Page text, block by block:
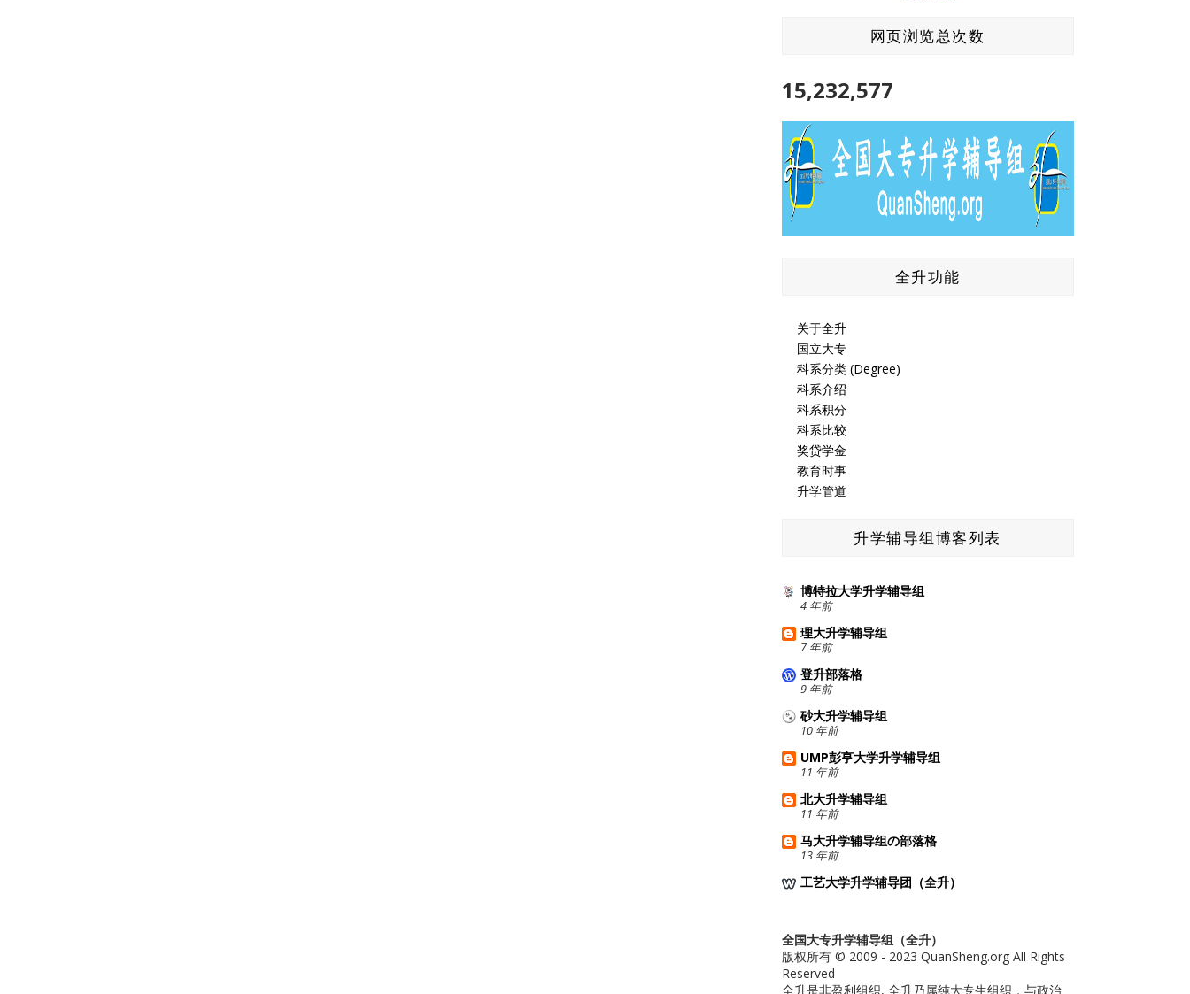
网页浏览总次数
15,232,577
全升功能
关于全升
国立大专
科系分类 (Degree)
科系介绍
科系积分
科系比较
奖贷学金
教育时事
升学管道
升学辅导组博客列表
博特拉大学升学辅导组
4 年前
理大升学辅导组
7 年前
登升部落格
9 年前
砂大升学辅导组
10 年前
UMP彭亨大学升学辅导组
11 年前
北大升学辅导组
11 年前
马大升学辅导组の部落格
13 年前
工艺大学升学辅导团（全升）
全国大专升学辅导组（全升）
版权所有 © 2009 - 2023 QuanSheng.org All Rights
Reserved
全升是非盈利组织, 全升乃属纯大专生组织，与政治